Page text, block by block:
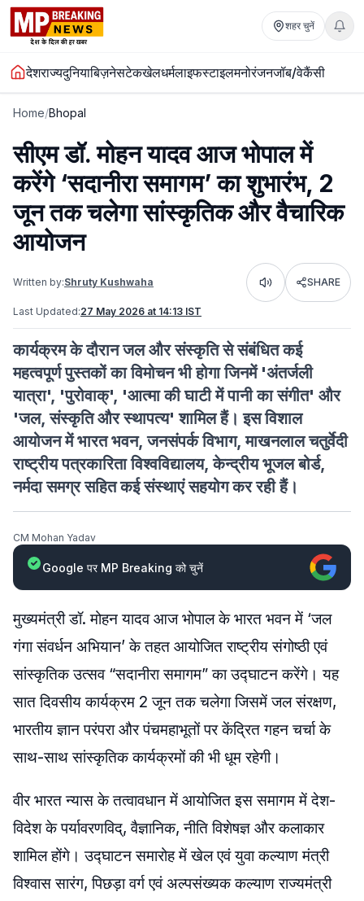
शहर चुनें
देशराज्यदुनियाबिज़नेसटेकखेलधर्मलाइफस्टाइलमनोरंजनजॉब/वेकैंसी
Home/Bhopal
सीएम डॉ. मोहन यादव आज भोपाल में
करेंगे ‘सदानीरा समागम’ का शुभारंभ, 2
जून तक चलेगा सांस्कृतिक और वैचारिक
आयोजन
Written by:Shruty Kushwaha Listen SHARE
Last Updated:27 May 2026 at 14:13 IST
कार्यक्रम के दौरान जल और संस्कृति से संबंधित कई
महत्वपूर्ण पुस्तकों का विमोचन भी होगा जिनमें 'अंतर्जली
यात्रा', 'पुरोवाक्', 'आत्मा की घाटी में पानी का संगीत' और
'जल, संस्कृति और स्थापत्य' शामिल हैं। इस विशाल
आयोजन में भारत भवन, जनसंपर्क विभाग, माखनलाल चतुर्वेदी
राष्ट्रीय पत्रकारिता विश्वविद्यालय, केन्द्रीय भूजल बोर्ड,
नर्मदा समग्र सहित कई संस्थाएं सहयोग कर रही हैं।
CM Mohan Yadav
Google पर MP Breaking को चुनें
मुख्यमंत्री डॉ. मोहन यादव आज भोपाल के भारत भवन में ‘जल
गंगा संवर्धन अभियान’ के तहत आयोजित राष्ट्रीय संगोष्ठी एवं
सांस्कृतिक उत्सव “सदानीरा समागम” का उद्घाटन करेंगे। यह
सात दिवसीय कार्यक्रम 2 जून तक चलेगा जिसमें जल संरक्षण,
भारतीय ज्ञान परंपरा और पंचमहाभूतों पर केंद्रित गहन चर्चा के
साथ-साथ सांस्कृतिक कार्यक्रमों की भी धूम रहेगी।
वीर भारत न्यास के तत्वावधान में आयोजित इस समागम में देश-
विदेश के पर्यावरणविद्, वैज्ञानिक, नीति विशेषज्ञ और कलाकार
शामिल होंगे। उद्घाटन समारोह में खेल एवं युवा कल्याण मंत्री
विश्वास सारंग, पिछड़ा वर्ग एवं अल्पसंख्यक कल्याण राज्यमंत्री